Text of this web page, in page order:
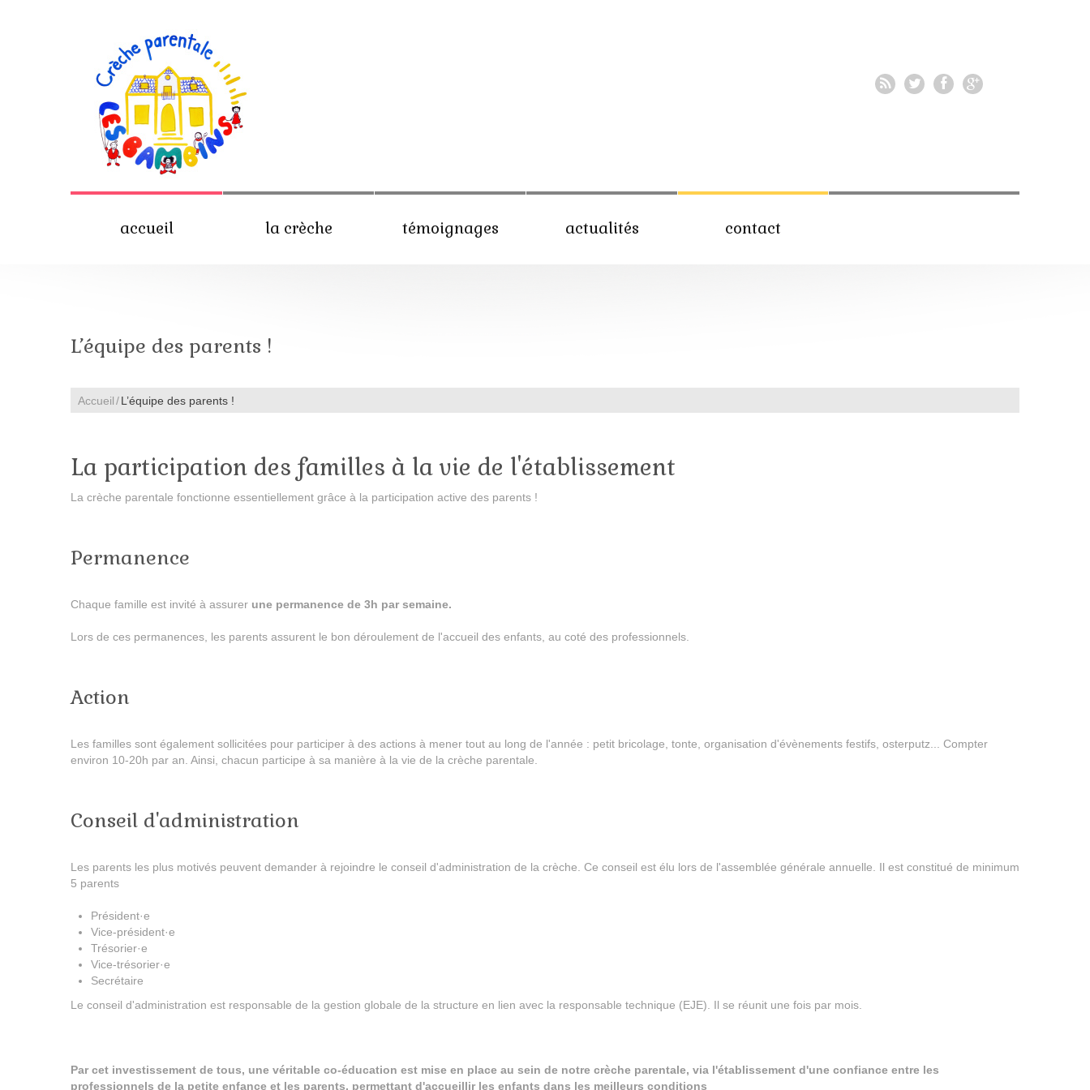
accueil la crèche témoignages actualités contact
L’équipe des parents !
Accueil L’équipe des parents !
La participation des familles à la vie de l'établissement
La crèche parentale fonctionne essentiellement grâce à la participation active des parents !
Permanence
Chaque famille est invité à assurer une permanence de 3h par semaine.
Lors de ces permanences, les parents assurent le bon déroulement de l'accueil des enfants, au coté des professionnels.
Action
Les familles sont également sollicitées pour participer à des actions à mener tout au long de l'année : petit bricolage, tonte, organisation d'évènements festifs, osterputz... Compter
environ 10-20h par an. Ainsi, chacun participe à sa manière à la vie de la crèche parentale.
Conseil d'administration
Les parents les plus motivés peuvent demander à rejoindre le conseil d'administration de la crèche. Ce conseil est élu lors de l'assemblée générale annuelle. Il est constitué de minimum
5 parents
Président·e
Vice-président·e
Trésorier·e
Vice-trésorier·e
Secrétaire
Le conseil d'administration est responsable de la gestion globale de la structure en lien avec la responsable technique (EJE). Il se réunit une fois par mois.
Par cet investissement de tous, une véritable co-éducation est mise en place au sein de notre crèche parentale, via l'établissement d'une confiance entre les
professionnels de la petite enfance et les parents, permettant d'accueillir les enfants dans les meilleurs conditions